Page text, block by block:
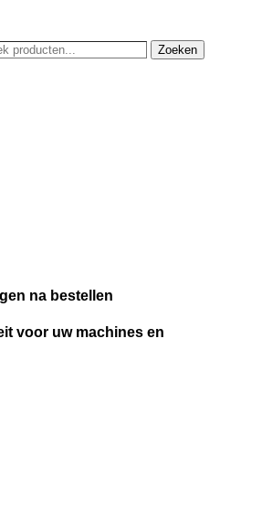
Zoeken
na bestellen
voor uw machines en